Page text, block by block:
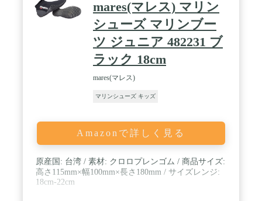
mares(マレス) マリン
シューズ マリンブー
ツ ジュニア 482231 ブ
ラック 18cm
mares(マレス)
マリンシューズ キッズ
Amazonで詳しく見る
原産国: 台湾 / 素材: クロロプレンゴム / 商品サイズ:
高さ115mm×幅100mm×長さ180mm / サイズレンジ:
18cm-22cm